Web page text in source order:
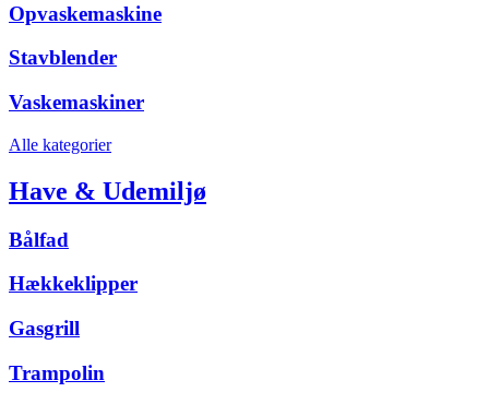
Opvaskemaskine
Stavblender
Vaskemaskiner
Alle kategorier
Have & Udemiljø
Bålfad
Hækkeklipper
Gasgrill
Trampolin